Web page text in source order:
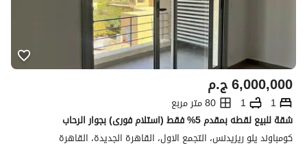
ج.م6,000,000
1
1
80 متر مربع
شقة للبيع لقطه بمقدم 5% فقط (استلام فورى) بجوار الرحاب
كومباوند يلو ريزيدنس، التجمع الاول، القاهرة الجديدة، القاهرة